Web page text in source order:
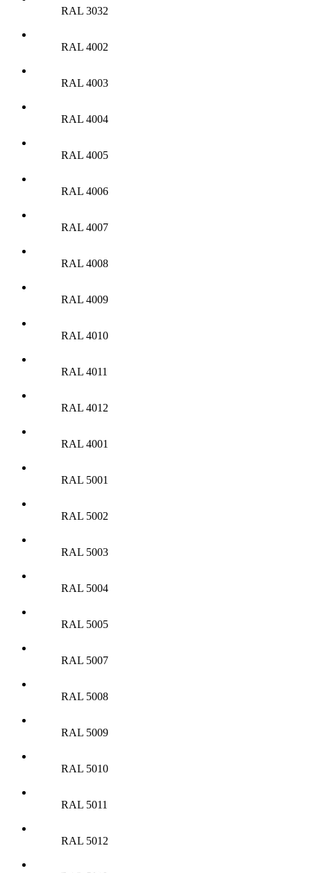
RAL 3032
RAL 4002
RAL 4003
RAL 4004
RAL 4005
RAL 4006
RAL 4007
RAL 4008
RAL 4009
RAL 4010
RAL 4011
RAL 4012
RAL 4001
RAL 5001
RAL 5002
RAL 5003
RAL 5004
RAL 5005
RAL 5007
RAL 5008
RAL 5009
RAL 5010
RAL 5011
RAL 5012